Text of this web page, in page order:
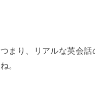
つまり、リアルな英会
ね。